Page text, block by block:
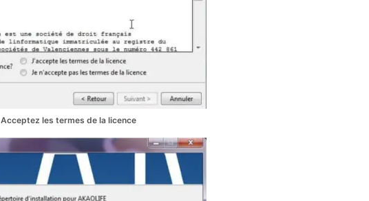
Acceptez les termes de la licence